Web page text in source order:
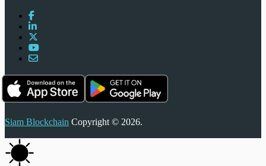
Siam Blockchain Copyright © 2026.